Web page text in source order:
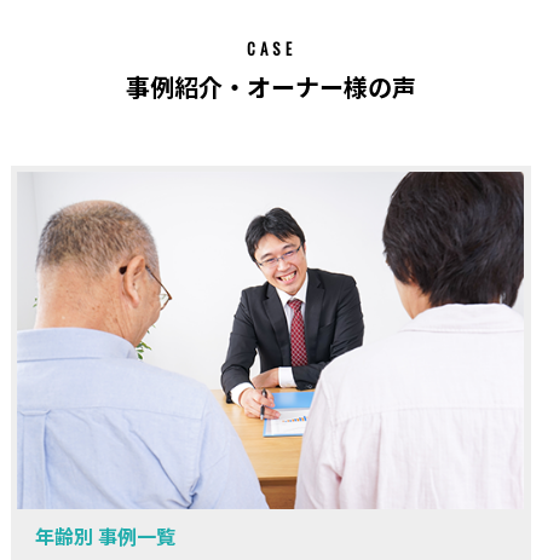
CASE
事例紹介・オーナー様の声
年齢別 事例一覧